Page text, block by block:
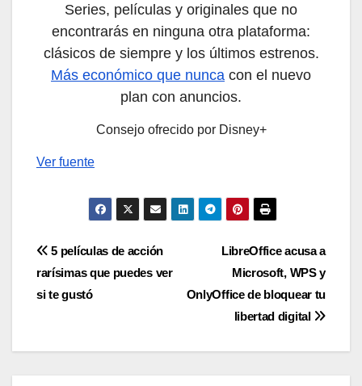
Series, películas y originales que no
encontrarás en ninguna otra plataforma:
clásicos de siempre y los últimos estrenos.
Más económico que nunca con el nuevo
plan con anuncios.
Consejo ofrecido por Disney+
Ver fuente
Navegación
de
LibreOffice acusa a
Microsoft, WPS y
OnlyOffice de bloquear tu
libertad digital
5 películas de acción
rarísimas que puedes ver
si te gustó